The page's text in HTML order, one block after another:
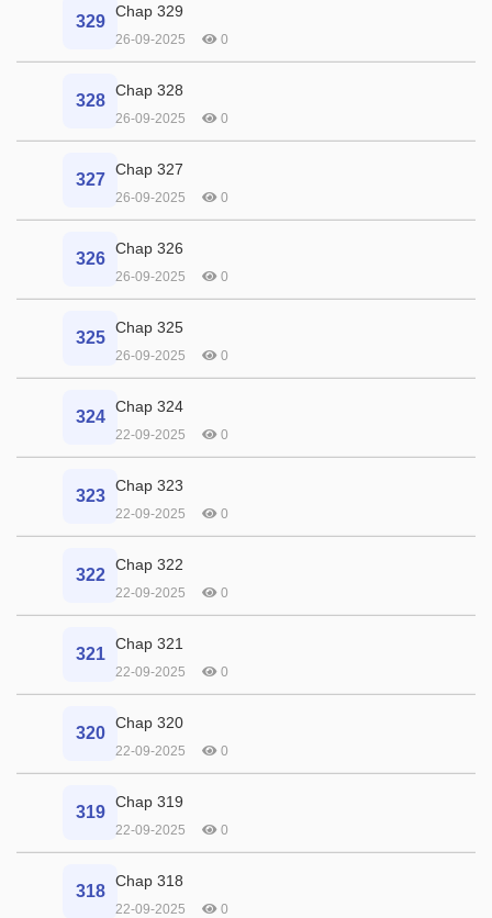
329
Chap 329
26-09-2025 0
328
Chap 328
26-09-2025 0
327
Chap 327
26-09-2025 0
326
Chap 326
26-09-2025 0
325
Chap 325
26-09-2025 0
324
Chap 324
22-09-2025 0
323
Chap 323
22-09-2025 0
322
Chap 322
22-09-2025 0
321
Chap 321
22-09-2025 0
320
Chap 320
22-09-2025 0
319
Chap 319
22-09-2025 0
318
Chap 318
22-09-2025 0